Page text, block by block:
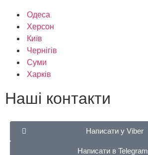
Одеса
Херсон
Київ
Чернігів
Суми
Харків
Наші контакти
Написати у Viber
Написати в Telegram